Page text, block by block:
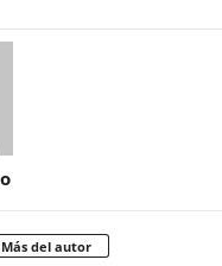
Más del autor